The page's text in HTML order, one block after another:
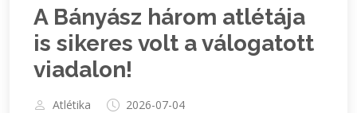
A Bányász három atlétája
is sikeres volt a válogatott
viadalon!
Atlétika 2026-07-04